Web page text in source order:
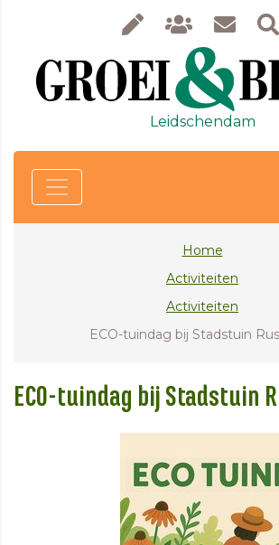
Leidschendam
Home
Activiteiten
Activiteiten
ECO-tuindag bij Stadstuin
ECO-tuindag bij Stadstuin